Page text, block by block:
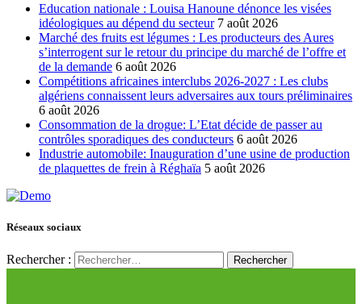
Education nationale : Louisa Hanoune dénonce les visées
idéologiques au dépend du secteur 7 août 2026
Marché des fruits est légumes : Les producteurs des Aures
s’interrogent sur le retour du principe du marché de l’offre et
de la demande 6 août 2026
Compétitions africaines interclubs 2026-2027 : Les clubs
algériens connaissent leurs adversaires aux tours préliminaires
6 août 2026
Consommation de la drogue: L’Etat décide de passer au
contrôles sporadiques des conducteurs 6 août 2026
Industrie automobile: Inauguration d’une usine de production
de plaquettes de frein à Réghaïa 5 août 2026
Réseaux sociaux
Rechercher :